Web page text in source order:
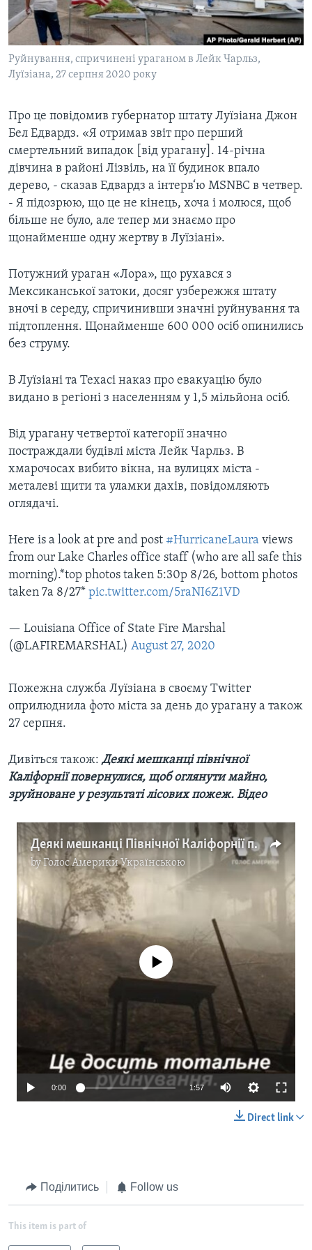
СУСПІЛЬСТВО
ЕКОНОМІКА
ІСТОРІЇ УСПІХУ УКРАЇНЦІВ
ТЕЛЕПРОГРАМИ
БРИФІНГ ГОЛОСУ АМЕРИКИ
ВІКНО В АМЕРИКУ
ПРАЙМ-ТАЙМ
ПОГЛЯД З ВАШИНГТОНА
ENGLISH
МИ В СОЦМЕРЕЖАХ
Мови
Руйнування, спричинені ураганом в Лейк Чарльз,
Луїзіана, 27 серпня 2020 року
Про це повідомив губернатор штату Луїзіана Джон
Бел Едвардз. «Я отримав звіт про перший
смертельний випадок [від урагану]. 14-річна
дівчина в районі Лізвіль, на її будинок впало
дерево, - сказав Едвардз а інтерв‘ю MSNBC в четвер.
- Я підозрюю, що це не кінець, хоча і молюся, щоб
більше не було, але тепер ми знаємо про
щонайменше одну жертву в Луїзіані».
Потужний ураган «Лора», що рухався з
Мексиканської затоки, досяг узбережжя штату
вночі в середу, спричинивши значні руйнування та
підтоплення. Щонайменше 600 000 осіб опинились
без струму.
В Луїзіані та Техасі наказ про евакуацію було
видано в регіоні з населенням у 1,5 мільйона осіб.
Від урагану четвертої категорії значно
постраждали будівлі міста Лейк Чарльз. В
хмарочосах вибито вікна, на вулицях міста -
металеві щити та уламки дахів, повідомляють
оглядачі.
Here is a look at pre and post #HurricaneLaura views
from our Lake Charles office staff (who are all safe this
morning).*top photos taken 5:30p 8/26, bottom photos
taken 7a 8/27* pic.twitter.com/5raNI6Z1VD
— Louisiana Office of State Fire Marshal
(@LAFIREMARSHAL) August 27, 2020
Пожежна служба Луїзіана в своєму Twitter
оприлюднила фото міста за день до урагану а також
27 серпня.
Дивіться також: Деякі мешканці північної
Каліфорнії повернулися, щоб оглянути майно,
зруйноване у результаті лісових пожеж. Відео
Деякі мешканці Північної Каліфорнії повернулися, щоб оглянути майно, зруйноване у результаті лісових пожеж. Відео
byГолос Америки Українською
No media source currently available
0:00 1:57
Direct link
Поділитись Follow us
This item is part of